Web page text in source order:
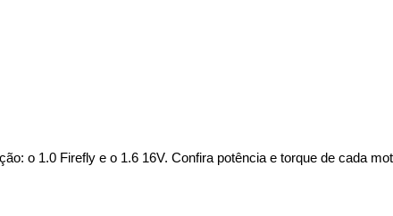
o 1.0 Firefly e o 1.6 16V. Confira potência e torque de cada